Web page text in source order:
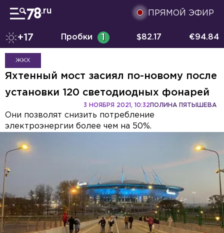
ПРЯМОЙ ЭФИР
+17 Пробки 1 $82.17 €94.84
ЖКХ
Яхтенный мост засиял по-новому после
установки 120 светодиодных фонарей
ПОЛИНА ПЯТЫШЕВА
3 НОЯБРЯ 2021, 10:32
Они позволят снизить потребление
электроэнергии более чем на 50%.